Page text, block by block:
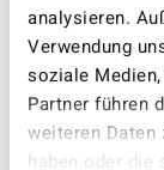
analysieren.
Verwendung
soziale
Partner führen
weiteren Daten
haben oder die
zugunsten des
werden. Der
werden.
Der VCS wird
dass der Wille